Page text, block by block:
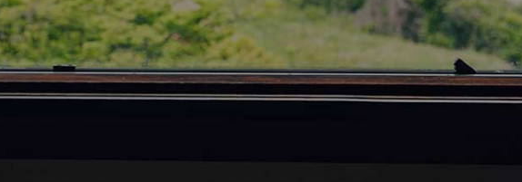
BAR バー
Prime Style】大切な記念日にシャンパーニュで乾杯！
ラマティックアニバーサリー｜OUT11時,その他特典
【Prime Style】夕食20：30限定｜
ー”スペチャーレ”と特別なステイ｜
1名
予約確認 予約変更 予約キャン